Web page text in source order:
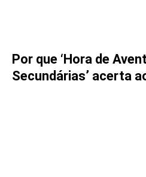
Por que ‘Hora de
Secundárias’ acerta